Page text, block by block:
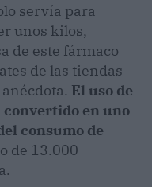
servía para
unos kilos,
de este fármaco
de las tiendas
El uso de
convertido en uno
consumo de
de 13.000